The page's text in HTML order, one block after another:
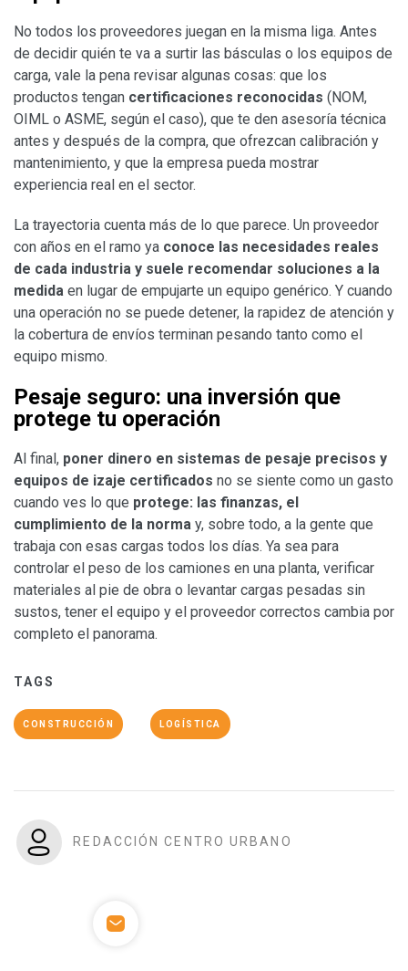
No todos los proveedores juegan en la misma liga. Antes
de decidir quién te va a surtir las básculas o los equipos de
carga, vale la pena revisar algunas cosas: que los
productos tengan certificaciones reconocidas (NOM,
OIML o ASME, según el caso), que te den asesoría técnica
antes y después de la compra, que ofrezcan calibración y
mantenimiento, y que la empresa pueda mostrar
experiencia real en el sector.
La trayectoria cuenta más de lo que parece. Un proveedor
con años en el ramo ya conoce las necesidades reales
de cada industria y suele recomendar soluciones a la
medida en lugar de empujarte un equipo genérico. Y cuando
una operación no se puede detener, la rapidez de atención y
la cobertura de envíos terminan pesando tanto como el
equipo mismo.
Pesaje seguro: una inversión que
protege tu operación
Al final, poner dinero en sistemas de pesaje precisos y
equipos de izaje certificados no se siente como un gasto
cuando ves lo que protege: las finanzas, el
cumplimiento de la norma y, sobre todo, a la gente que
trabaja con esas cargas todos los días. Ya sea para
controlar el peso de los camiones en una planta, verificar
materiales al pie de obra o levantar cargas pesadas sin
sustos, tener el equipo y el proveedor correctos cambia por
completo el panorama.
TAGS
CONSTRUCCIÓN LOGÍSTICA
REDACCIÓN CENTRO URBANO